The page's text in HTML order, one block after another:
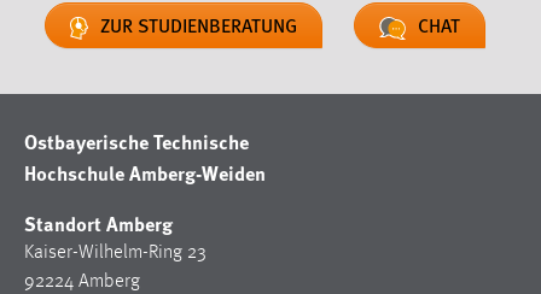
ZUR STUDIENBERATUNG CHAT
Ostbayerische Technische
Hochschule Amberg-Weiden
Standort Amberg
Kaiser-Wilhelm-Ring 23
92224 Amberg